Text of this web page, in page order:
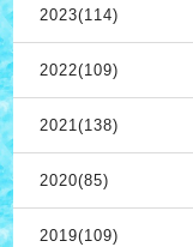
2023(114)
2022(109)
2021(138)
2020(85)
2019(109)